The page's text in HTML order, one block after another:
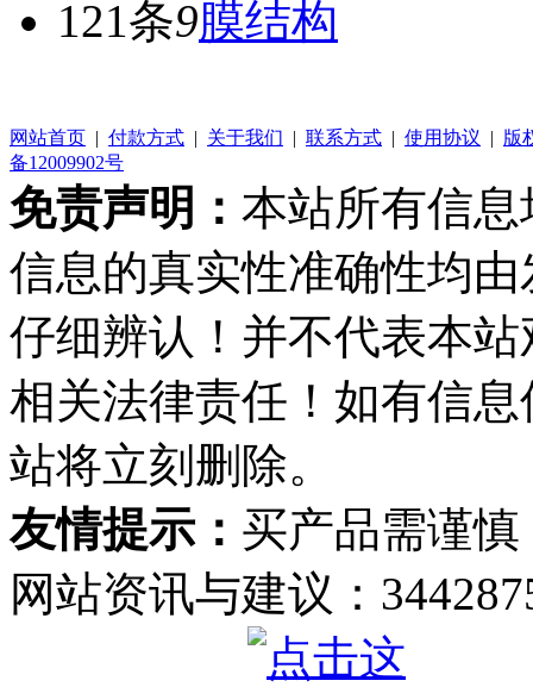
121条9膜结构
网站首页 | 付款方式 | 关于我们 | 联系方式 | 使用协议 | 版
备12009902号
免责声明： 本站所有信
信息的真实性准确性均
仔细辨认！并不代表本站
相关法律责任！如有信
站将立刻删除。
友情提示： 买产品需谨慎
网站资讯与建议：